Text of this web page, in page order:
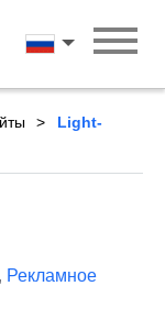
Русский
Light-
, Рекламное